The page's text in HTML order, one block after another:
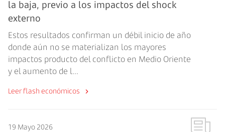
la baja, previo a los impactos del shock
externo
Estos resultados confirman un débil inicio de año
donde aún no se materializan los mayores
impactos producto del conflicto en Medio Oriente
y el aumento de l...
Leer flash económicos
19 Mayo 2026